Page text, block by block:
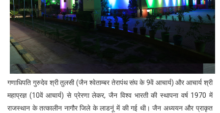
गणाधिपति गुरुदेव श्री तुलसी (जैन श्वेताम्बर तेरापंथ संघ के 9वें आचार्य) और आचार्य श्री
महाप्रज्ञ (10वें आचार्य) से प्रेरणा लेकर, जैन विश्व भारती की स्थापना वर्ष 1970 में
राजस्थान के तत्कालीन नागौर जिले के लाडनूं में की गई थी। जैन अध्ययन और प्राकृत